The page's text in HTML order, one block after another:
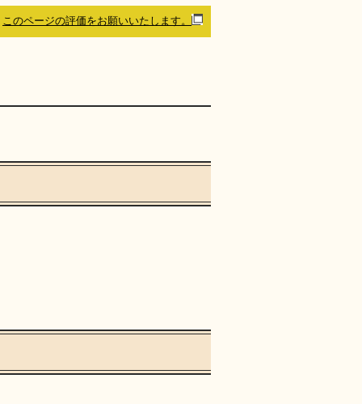
このページの評価をお願いいたします。